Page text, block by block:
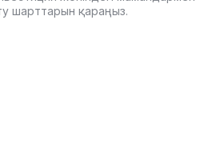
шарттарын қараңыз.